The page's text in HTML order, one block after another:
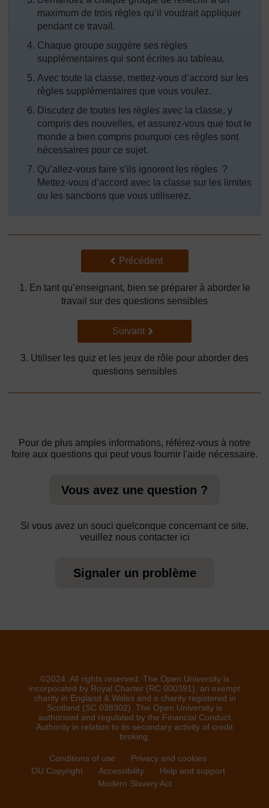
maximum de trois règles qu’il voudrait appliquer
pendant ce travail.
Chaque groupe suggère ses règles
supplémentaires qui sont écrites au tableau.
Avec toute la classe, mettez-vous d’accord sur les
règles supplémentaires que vous voulez.
Discutez de toutes les règles avec la classe, y
compris des nouvelles, et assurez-vous que tout le
monde a bien compris pourquoi ces règles sont
nécessaires pour ce sujet.
Qu’allez-vous faire s’ils ignorent les règles ?
Mettez-vous d’accord avec la classe sur les limites
ou les sanctions que vous utiliserez.
Précédent
Précédent
1. En tant qu’enseignant, bien se préparer à aborder le
travail sur des questions sensibles
Suivant
Suivant
3. Utiliser les quiz et les jeux de rôle pour aborder des
questions sensibles
Pour de plus amples informations, référez-vous à notre
foire aux questions qui peut vous fournir l'aide nécessaire.
Vous avez une question ?
Si vous avez un souci quelconque concernant ce site,
veuillez nous contacter ici
Signaler un problème
©2024. All rights reserved. The Open University is
incorporated by Royal Charter (RC 000391), an exempt
charity in England & Wales and a charity registered in
Scotland (SC 038302). The Open University is
authorised and regulated by the Financial Conduct
Authority in relation to its secondary activity of credit
broking.
Conditions of use
Privacy and cookies
OU Copyright
Accessibility
Help and support
Modern Slavery Act